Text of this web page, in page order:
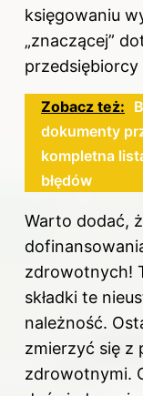
księgowaniu
„znaczącej”
Zobacz też:
dokumenty
kompletna
błędów
Warto dodać,
zdrowotnych!
składki te
należność.
zmierzyć się z
zdrowotnymi.